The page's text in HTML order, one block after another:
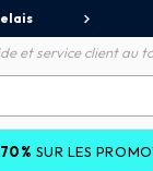
et service client au
PROMOTIONS ET